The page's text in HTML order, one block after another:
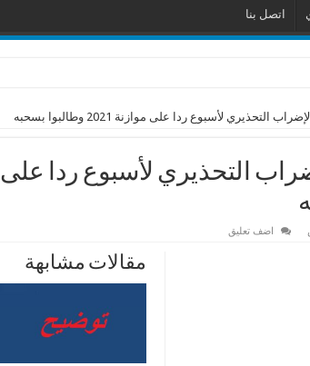
اتصل بنا
التحذيري لأسبوع ردا على موازنة 2021 وطالبوا بسحبه
التحذيري لأسبوع ردا على
اضف تعليق
مقالات مشابهة